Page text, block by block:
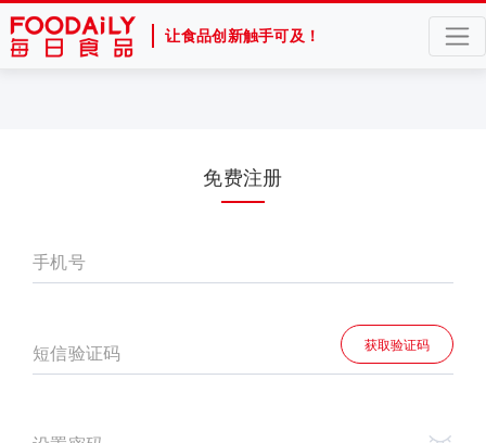
让食品创新触手可及！
免费注册
手机号
短信验证码 获取验证码